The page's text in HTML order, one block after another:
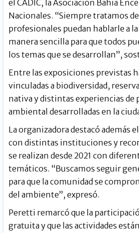
el CADIC, la Asociación Bahía
Nacionales. “Siempre tratamos
profesionales puedan hablarle a
manera sencilla para que todos
los temas que se desarrollan”,
Entre las exposiciones previstas
vinculadas a biodiversidad,
nativa y distintas experiencias de
ambiental desarrolladas en la
La organizadora destacó además
con distintas instituciones y
se realizan desde 2021 con
temáticos. “Buscamos seguir
para que la comunidad se
del ambiente”, expresó.
Peretti remarcó que la
gratuita y que las actividades